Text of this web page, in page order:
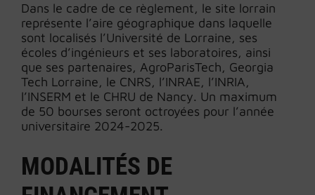
Dans le cadre de ce règlement, le site lorrain
représente l’aire géographique dans laquelle
sont localisés l’Université de Lorraine, ses
écoles d’ingénieurs et ses laboratoires, ainsi
que ses partenaires, AgroParisTech, Georgia
Tech Lorraine, le CNRS, l’INRAE, l’INRIA,
l’INSERM et le CHRU de Nancy. Un maximum
de 50 bourses seront octroyées pour l’année
universitaire 2024-2025.
MODALITÉS DE